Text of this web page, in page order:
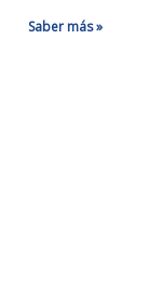
Saber más »